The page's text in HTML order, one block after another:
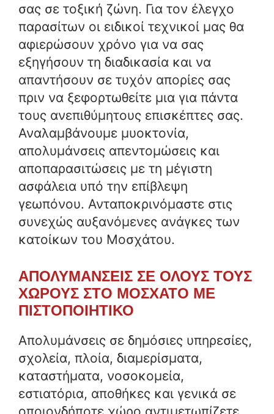
σας σε τοξική ζώνη. Για τον έλεγχο
παρασίτων οι ειδικοί τεχνικοί μας θα
αφιερώσουν χρόνο για να σας
εξηγήσουν τη διαδικασία και να
απαντήσουν σε τυχόν απορίες σας
πριν να ξεφορτωθείτε μια για πάντα
τους ανεπιθύμητους επισκέπτες σας.
Αναλαμβάνουμε μυοκτονία,
απολυμάνσεις απεντομώσεις και
αποπαρασιτώσεις με τη μέγιστη
ασφάλεια υπό την επίβλεψη
γεωπόνου. Ανταποκρινόμαστε στις
συνεχώς αυξανόμενες ανάγκες των
κατοίκων του Μοσχάτου.
ΑΠΟΛΥΜΑΝΣΕΙΣ ΣΕ ΟΛΟΥΣ ΤΟΥΣ
ΧΩΡΟΥΣ ΣΤΟ ΜΟΣΧΑΤΟ ΜΕ
ΠΙΣΤΟΠΟΙΗΤΙΚΟ
Απολυμάνσεις σε δημόσιες υπηρεσίες,
σχολεία, πλοία, διαμερίσματα,
καταστήματα, νοσοκομεία,
εστιατόρια, αποθήκες και γενικά σε
οποιονδήποτε χώρο αντιμετωπίζετε